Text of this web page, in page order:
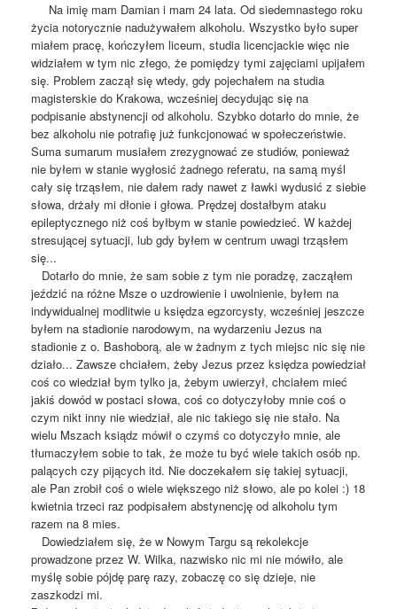
Na imię mam Damian i mam 24 lata. Od siedemnastego roku
życia notorycznie nadużywałem alkoholu. Wszystko było super
miałem pracę, kończyłem liceum, studia licencjackie więc nie
widziałem w tym nic złego, że pomiędzy tymi zajęciami upijałem
się. Problem zaczął się wtedy, gdy pojechałem na studia
magisterskie do Krakowa, wcześniej decydując się na
podpisanie abstynencji od alkoholu. Szybko dotarło do mnie, że
bez alkoholu nie potrafię już funkcjonować w społeczeństwie.
Suma sumarum musiałem zrezygnować ze studiów, ponieważ
nie byłem w stanie wygłosić żadnego referatu, na samą myśl
cały się trząsłem, nie dałem rady nawet z ławki wydusić z siebie
słowa, drżały mi dłonie i głowa. Prędzej dostałbym ataku
epileptycznego niż coś byłbym w stanie powiedzieć. W każdej
stresującej sytuacji, lub gdy byłem w centrum uwagi trząsłem
się...
Dotarło do mnie, że sam sobie z tym nie poradzę, zacząłem
jeździć na różne Msze o uzdrowienie i uwolnienie, byłem na
indywidualnej modlitwie u księdza egzorcysty, wcześniej jeszcze
byłem na stadionie narodowym, na wydarzeniu Jezus na
stadionie z o. Bashoborą, ale w żadnym z tych miejsc nic się nie
działo... Zawsze chciałem, żeby Jezus przez księdza powiedział
coś co wiedział bym tylko ja, żebym uwierzył, chciałem mieć
jakiś dowód w postaci słowa, coś co dotyczyłoby mnie coś o
czym nikt inny nie wiedział, ale nic takiego się nie stało. Na
wielu Mszach ksiądz mówił o czymś co dotyczyło mnie, ale
tłumaczyłem sobie to tak, że może tu być wiele takich osób np.
palących czy pijących itd. Nie doczekałem się takiej sytuacji,
ale Pan zrobił coś o wiele większego niż słowo, ale po kolei :) 18
kwietnia trzeci raz podpisałem abstynencję od alkoholu tym
razem na 8 mies.
Dowiedziałem się, że w Nowym Targu są rekolekcje
prowadzone przez W. Wilka, nazwisko nic mi nie mówiło, ale
myślę sobie pójdę parę razy, zobaczę co się dzieje, nie
zaszkodzi mi.